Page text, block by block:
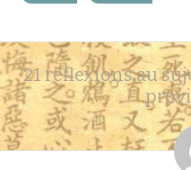
des
articles
←
→
21 réflexions au